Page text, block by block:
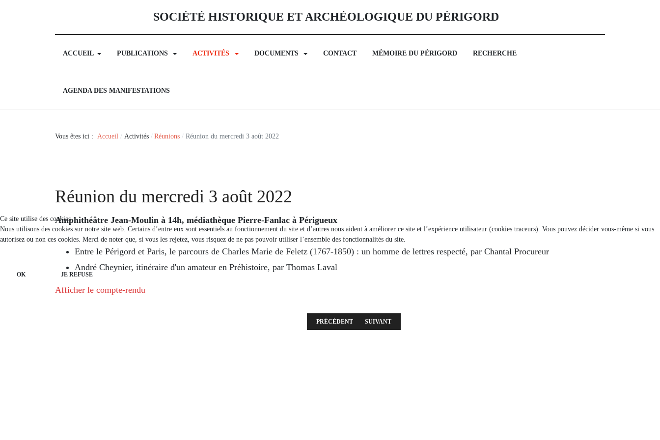
SOCIÉTÉ HISTORIQUE ET ARCHÉOLOGIQUE DU PÉRIGORD
ACCUEIL PUBLICATIONS ACTIVITÉS DOCUMENTS CONTACT MÉMOIRE DU PÉRIGORD RECHERCHE
AGENDA DES MANIFESTATIONS
Vous êtes ici : Accueil Activités Réunions Réunion du mercredi 3 août 2022
Réunion du mercredi 3 août 2022
Amphithéâtre Jean-Moulin à 14h, médiathèque Pierre-Fanlac à Périgueux
Entre le Périgord et Paris, le parcours de Charles Marie de Feletz (1767-1850) : un homme de lettres respecté, par Chantal Procureur
André Cheynier, itinéraire d'un amateur en Préhistoire, par Thomas Laval
Afficher le compte-rendu
ARTICLE PRÉCÉDENT : RÉUNION DU MERCREDI 7 SEPTEMBRE 2022
PRÉCÉDENT ARTICLE SUIVANT : RÉUNION DU MERCREDI 6 JUILLET 2022
SUIVANT
Ce site utilise des cookies
Nous utilisons des cookies sur notre site web. Certains d’entre eux sont essentiels au fonctionnement du site et d’autres nous aident à améliorer ce site et l’expérience utilisateur (cookies traceurs). Vous pouvez décider vous-même si vous
autorisez ou non ces cookies. Merci de noter que, si vous les rejetez, vous risquez de ne pas pouvoir utiliser l’ensemble des fonctionnalités du site.
OK JE REFUSE